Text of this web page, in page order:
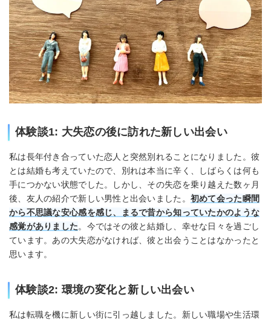
体験談1: 大失恋の後に訪れた新しい出会い
私は長年付き合っていた恋人と突然別れることになりました。彼
とは結婚も考えていたので、別れは本当に辛く、しばらくは何も
手につかない状態でした。しかし、その失恋を乗り越えた数ヶ月
後、友人の紹介で新しい男性と出会いました。 初めて会った瞬間
から不思議な安心感を感じ、まるで昔から知っていたかのような
感覚がありました。今ではその彼と結婚し、幸せな日々を過ごし
ています。あの大失恋がなければ、彼と出会うことはなかったと
思います。
体験談2: 環境の変化と新しい出会い
私は転職を機に新しい街に引っ越しました。新しい職場や生活環